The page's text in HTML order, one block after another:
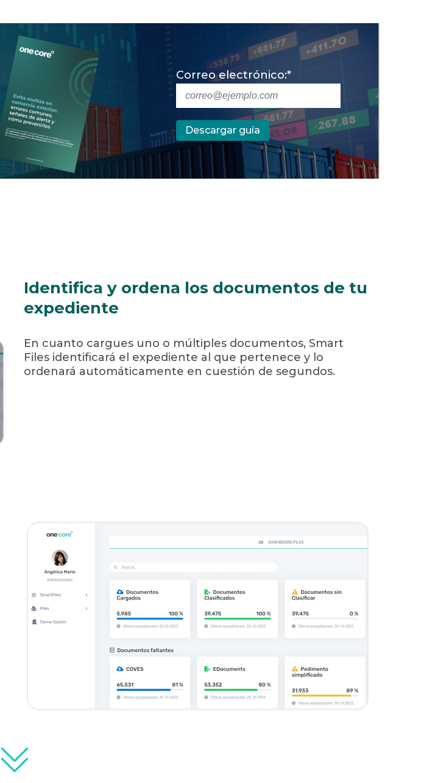
Correo electrónico:*
Identifica y ordena los documentos de tu
expediente
En cuanto cargues uno o múltiples documentos, Smart
Files identificará el expediente al que pertenece y lo
ordenará automáticamente en cuestión de segundos.